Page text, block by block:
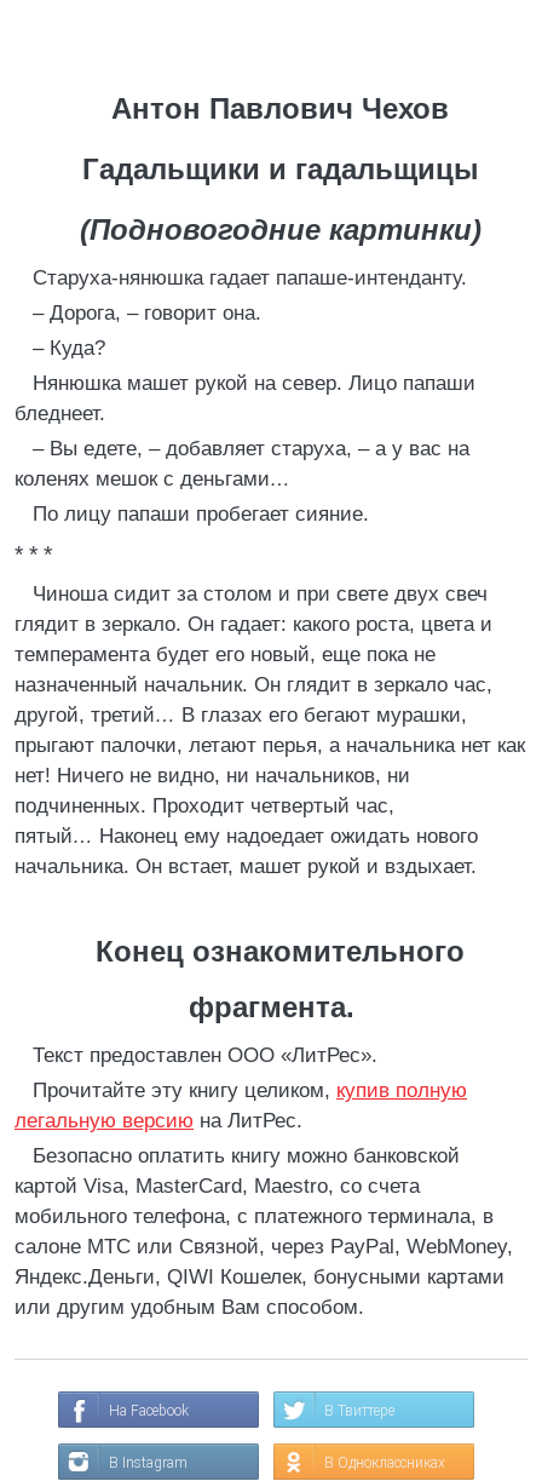
Антон Павлович Чехов
Гадальщики и гадальщицы
(Подновогодние картинки)
Старуха-нянюшка гадает папаше-интенданту.
– Дорога, – говорит она.
– Куда?
Нянюшка машет рукой на север. Лицо папаши
бледнеет.
– Вы едете, – добавляет старуха, – а у вас на
коленях мешок с деньгами…
По лицу папаши пробегает сияние.
* * *
Чиноша сидит за столом и при свете двух свеч
глядит в зеркало. Он гадает: какого роста, цвета и
темперамента будет его новый, еще пока не
назначенный начальник. Он глядит в зеркало час,
другой, третий… В глазах его бегают мурашки,
прыгают палочки, летают перья, а начальника нет как
нет! Ничего не видно, ни начальников, ни
подчиненных. Проходит четвертый час,
пятый… Наконец ему надоедает ожидать нового
начальника. Он встает, машет рукой и вздыхает.
Конец ознакомительного
фрагмента.
Текст предоставлен ООО «ЛитРес».
Прочитайте эту книгу целиком, купив полную
легальную версию на ЛитРес.
Безопасно оплатить книгу можно банковской
картой Visa, MasterCard, Maestro, со счета
мобильного телефона, с платежного терминала, в
салоне МТС или Связной, через PayPal, WebMoney,
Яндекс.Деньги, QIWI Кошелек, бонусными картами
или другим удобным Вам способом.
На Facebook В Твиттере
В Instagram В Одноклассниках